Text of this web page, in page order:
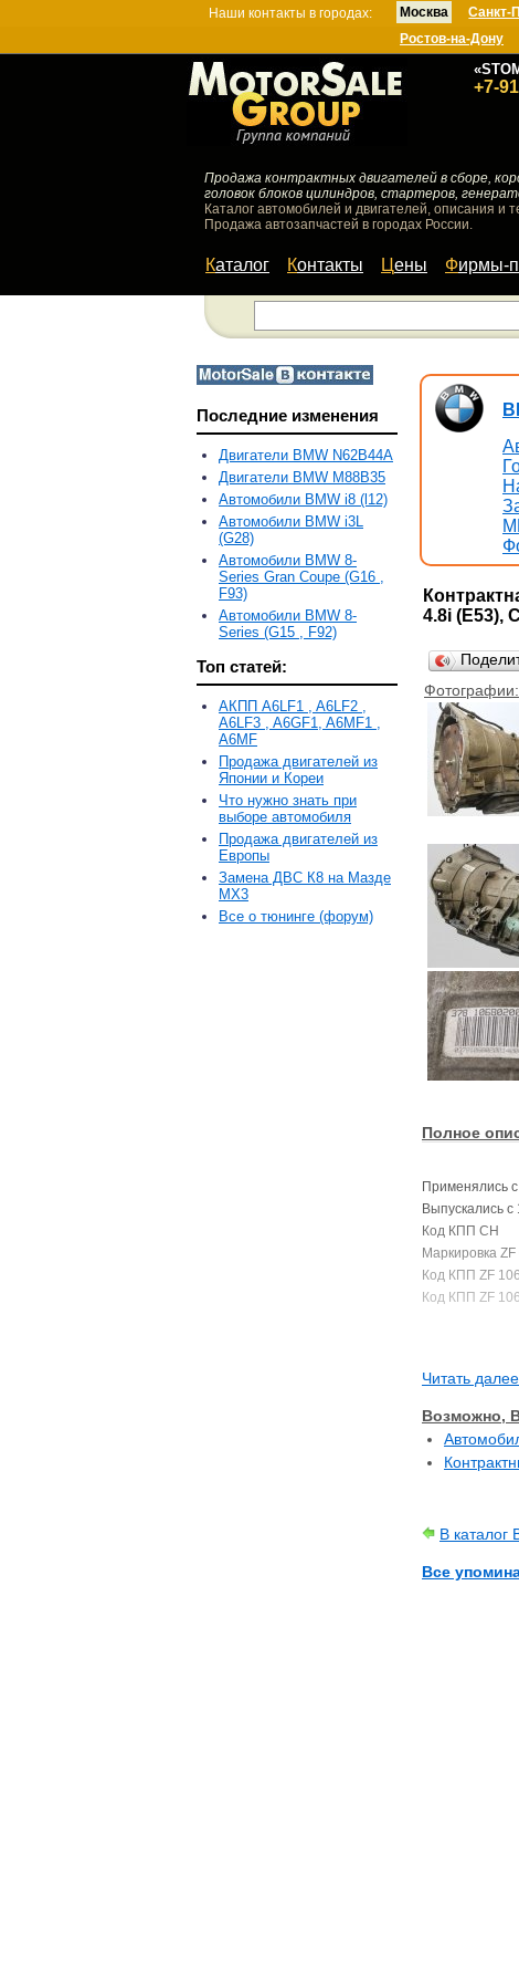
Наши контакты в городах: Москва
+7-
Санкт-
Ростов-на-Дону
Продажа контрактных двигателей в сборе,
головок блоков цилиндров, стартеров,
Каталог автомобилей и двигателей, описания и
Продажа автозапчастей в городах России.
Каталог Контакты Цены Фирмы-
Последние изменения
Двигатели BMW N62B44A
Двигатели BMW M88B35
Автомобили BMW i8 (l12)
Автомобили BMW i3L
(G28)
Автомобили BMW 8-
Series Gran Coupe (G16 ,
F93)
Автомобили BMW 8-
Series (G15 , F92)
Топ статей:
АКПП A6LF1 , A6LF2 ,
A6LF3 , A6GF1, A6MF1 ,
A6MF
Продажа двигателей из
Японии и Кореи
Что нужно знать при
выборе автомобиля
Продажа двигателей из
Европы
Замена ДВС К8 на Мазде
MX3
Все о тюнинге (форум)
4.8i (E53),
Фотографии:
Полное
Применялись
Выпускались
Код КПП CH
Маркировка
Код КПП ZF
Код КПП ZF
Читать
Возможно,
В каталог
Все